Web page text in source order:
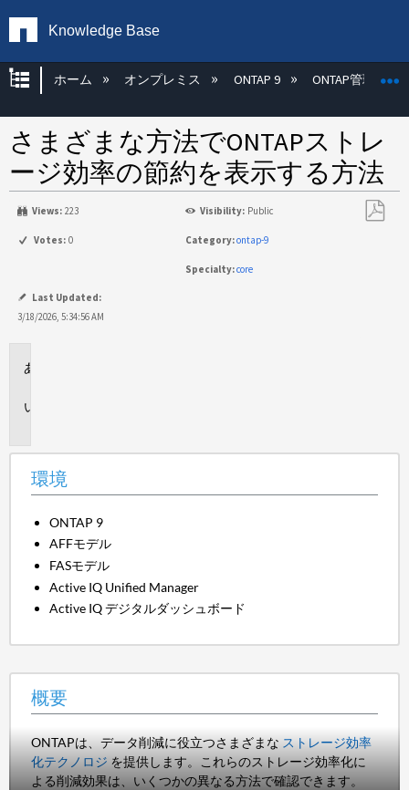
Knowledge Base
グローバル階層を展開/折りたたむ
ホーム オンプレミス ONTAP 9 ONTAP管理
さまざまな方法でONTAPストレ
ージ効率の節約を表示する方法
Views: 223 Visibility: Public
Votes: 0 Category:ontap-9
Specialty:core
Last Updated:
3/18/2026, 5:34:56 AM
環境
ONTAP 9
AFFモデル
FASモデル
Active IQ Unified Manager
Active IQ デジタルダッシュボード
概要
ONTAPは、データ削減に役立つさまざまな ストレージ効率
化テクノロジ を提供します。これらのストレージ効率化に
よる削減効果は、いくつかの異なる方法で確認できます。